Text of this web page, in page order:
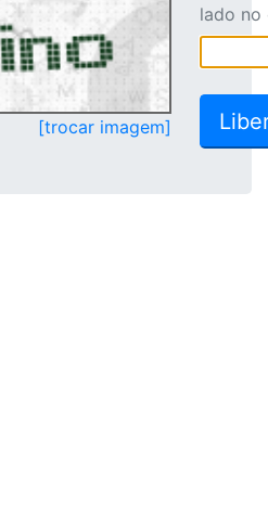
[trocar imagem]
lado no